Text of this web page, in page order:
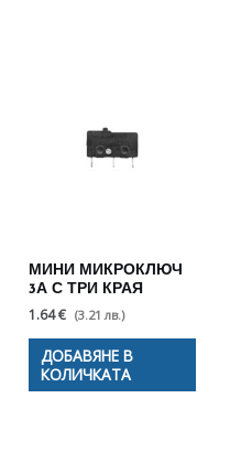
МИНИ МИКРОКЛЮЧ
3А С ТРИ КРАЯ
1.64 € (3.21 лв.)
ДОБАВЯНЕ В
КОЛИЧКАТА